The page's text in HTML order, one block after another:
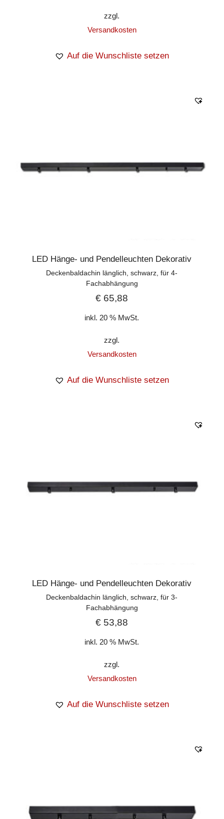
zzgl.
Versandkosten
Auf die Wunschliste setzen
LED Hänge- und Pendelleuchten Dekorativ
Deckenbaldachin länglich, schwarz, für 4-
Fachabhängung
€ 65,88
inkl. 20 % MwSt.
zzgl.
Versandkosten
Auf die Wunschliste setzen
LED Hänge- und Pendelleuchten Dekorativ
Deckenbaldachin länglich, schwarz, für 3-
Fachabhängung
€ 53,88
inkl. 20 % MwSt.
zzgl.
Versandkosten
Auf die Wunschliste setzen